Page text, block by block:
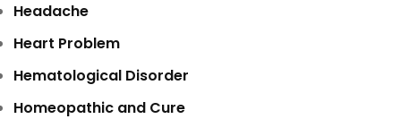
Headache
Heart Problem
Hematological Disorder
Homeopathic and Cure